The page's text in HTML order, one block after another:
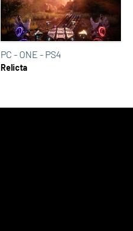
PC - ONE - PS4
Relicta